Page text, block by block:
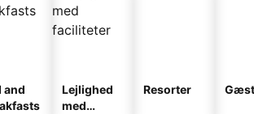
and
Lejlighed
med
Resorter